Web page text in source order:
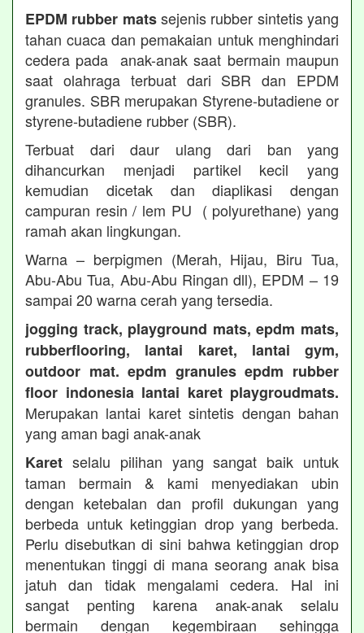
EPDM rubber matssejenis rubber sintetis yang
tahan cuaca dan pemakaian untuk menghindari
cedera pada anak-anak saat bermain maupun
saat olahraga terbuat dari SBR dan EPDM
granules. SBR merupakan Styrene-butadiene or
styrene-butadiene rubber (SBR).
Terbuat dari daur ulang dari ban yang
dihancurkan menjadi partikel kecil yang
kemudian dicetak dan diaplikasi dengan
campuran resin / lem PU ( polyurethane) yang
ramah akan lingkungan.
Warna – berpigmen (Merah, Hijau, Biru Tua,
Abu-Abu Tua, Abu-Abu Ringan dll), EPDM – 19
sampai 20 warna cerah yang tersedia.
jogging track, playground mats, epdm mats,
rubberflooring, lantai karet, lantai gym,
outdoor mat. epdm granules epdm rubber
floor indonesia lantai karet playgroudmats.
Merupakan lantai karet sintetis dengan bahan
yang aman bagi anak-anak
Karet selalu pilihan yang sangat baik untuk
taman bermain & kami menyediakan ubin
dengan ketebalan dan profil dukungan yang
berbeda untuk ketinggian drop yang berbeda.
Perlu disebutkan di sini bahwa ketinggian drop
menentukan tinggi di mana seorang anak bisa
jatuh dan tidak mengalami cedera. Hal ini
sangat penting karena anak-anak selalu
bermain dengan kegembiraan sehingga